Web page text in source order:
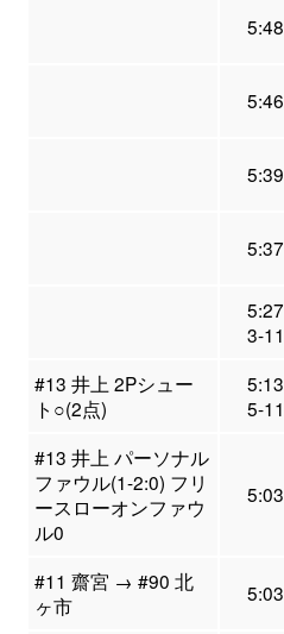
5:48
5:46
5:39
5:37
5:27
3-11
#13 井上 2Pシュー
ト○(2点)
5:13
5-11
#13 井上 パーソナル
ファウル(1-2:0) フリ
ースローオンファウ
ル0
5:03
#11 齋宮 → #90 北
ヶ市
5:03